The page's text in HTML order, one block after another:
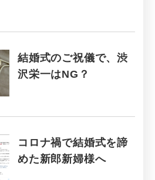
結婚式のご祝儀で、渋
沢栄一はNG？
コロナ禍で結婚式を諦
めた新郎新婦様へ